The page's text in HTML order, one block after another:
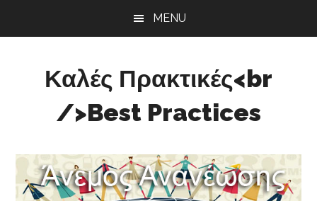
MENU
Καλές Πρακτικές<br
/>Best Practices
Ανανέωσης